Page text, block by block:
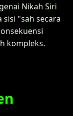
Nikah Siri
"sah secara
kompleks.